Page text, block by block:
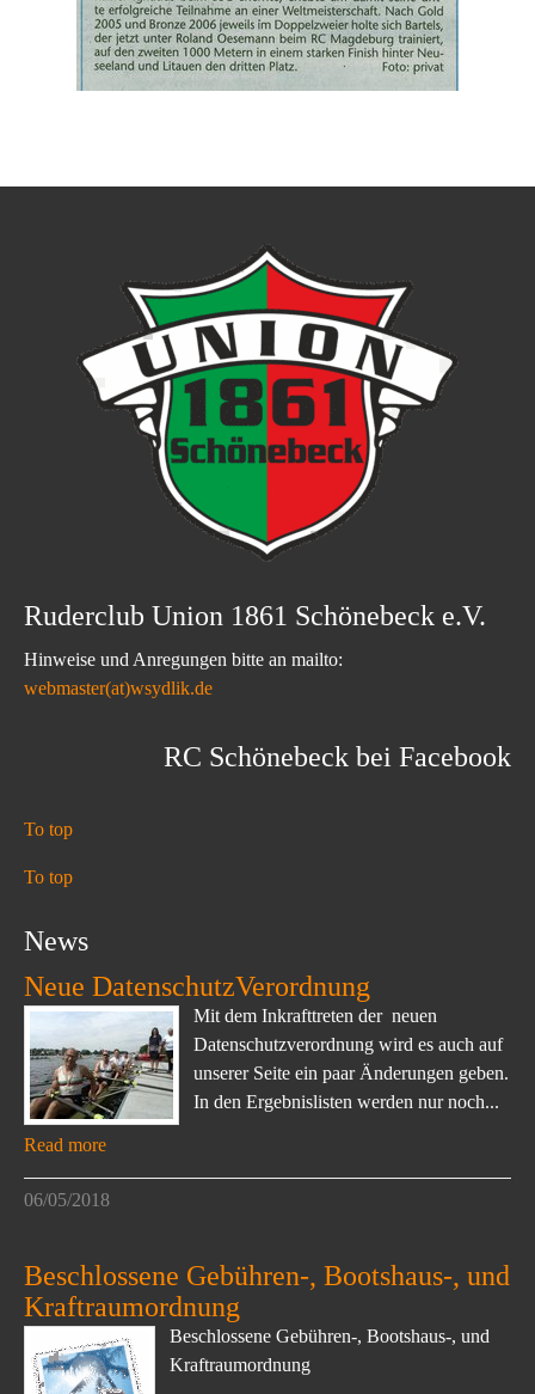
Ruderclub Union 1861 Schönebeck e.V.
Hinweise und Anregungen bitte an mailto:
webmaster(at)wsydlik.de
RC Schönebeck bei Facebook
To top
To top
News
Neue DatenschutzVerordnung
Mit dem Inkrafttreten der neuen
Datenschutzverordnung wird es auch auf
unserer Seite ein paar Änderungen geben.
In den Ergebnislisten werden nur noch...
Read more
06/05/2018
Beschlossene Gebühren-, Bootshaus-, und
Kraftraumordnung
Beschlossene Gebühren-, Bootshaus-, und
Kraftraumordnung